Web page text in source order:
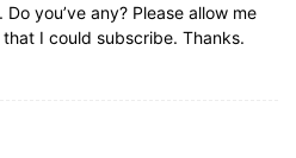
you’ve any? Please allow me
I could subscribe. Thanks.